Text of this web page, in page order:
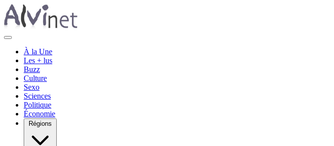
À la Une
Les + lus
Buzz
Culture
Sexo
Sciences
Politique
Économie
Régions